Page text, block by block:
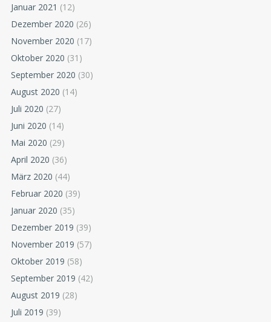
Januar 2021 (12)
Dezember 2020 (26)
November 2020 (17)
Oktober 2020 (31)
September 2020 (30)
August 2020 (14)
Juli 2020 (27)
Juni 2020 (14)
Mai 2020 (29)
April 2020 (36)
März 2020 (44)
Februar 2020 (39)
Januar 2020 (35)
Dezember 2019 (39)
November 2019 (57)
Oktober 2019 (58)
September 2019 (42)
August 2019 (28)
Juli 2019 (39)